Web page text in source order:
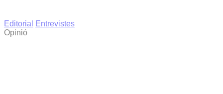
Editorial
Entrevistes
Opinió